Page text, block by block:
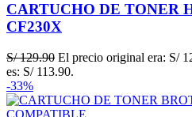
CARTUCHO DE TONER
CF230X
S/129.90 El precio original era: S/
es: S/ 113.90.
-33%